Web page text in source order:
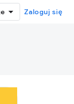
Zaloguj się